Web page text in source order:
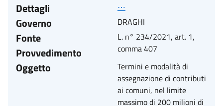
Dettagli
⋯
Governo DRAGHI
Fonte
Provvedimento
L. n° 234/2021, art. 1,
comma 407
Oggetto
Termini e modalità di
assegnazione di contributi
ai comuni, nel limite
massimo di 200 milioni di